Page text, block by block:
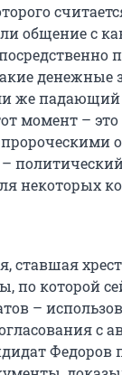
общение с
денежные
же падающий
момент –
некоторых
ставшая
по которой
–
с
Федоров